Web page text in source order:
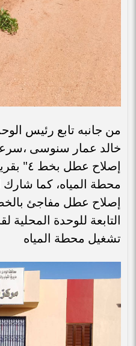
من جانبه تابع رئيس
خالد عمار سنوسى
إصلاح
محطة المياه، كما
إصلاح عطل مفاجئ
التابعة للوحدة المحلية
تشغيل محطة المياه